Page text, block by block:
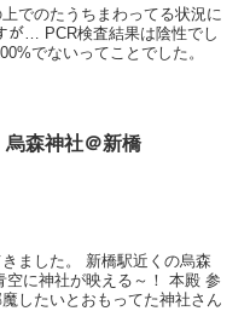
でのたうちまわってる状況に
が… PCR検査結果は陰性でし
でないってことでした。
烏森神社＠新橋
ました。 新橋駅近くの烏森
に神社が映える～！ 本殿 参
したいとおもってた神社さん